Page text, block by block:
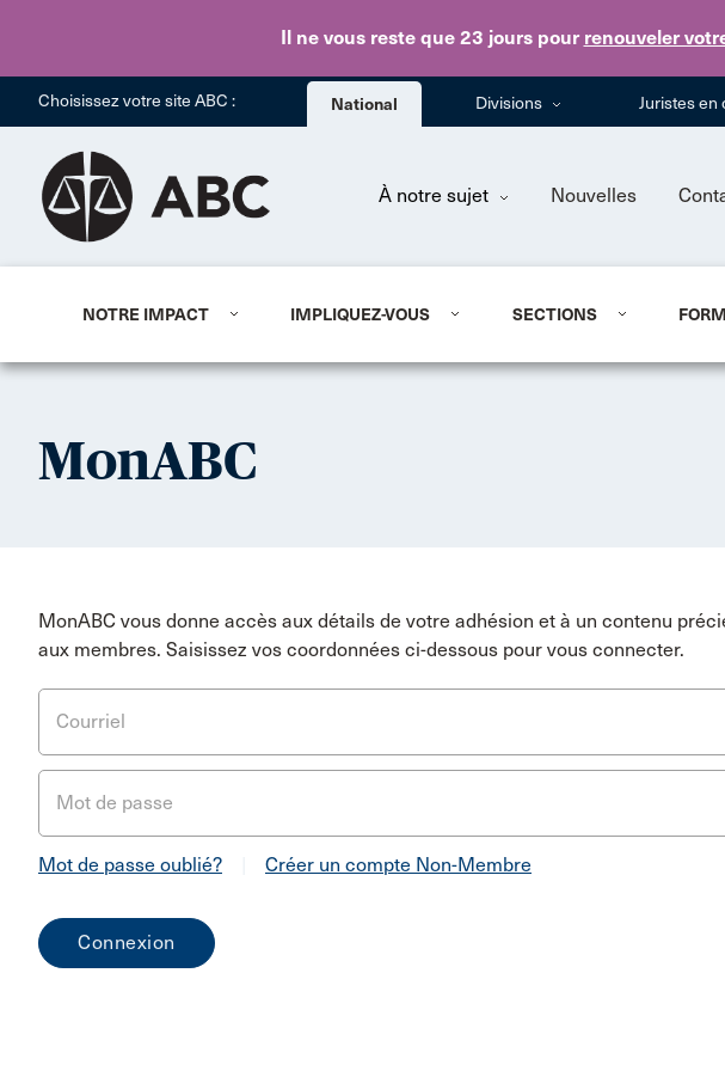
Il ne vous reste que 23 jourspour renouveler
Choisissez votre site ABC : National Divisions Juristes en
À notre sujet Nouvelles
NOTRE IMPACT IMPLIQUEZ-VOUS SECTIONS
MonABC
MonABC vous donne accès aux détails de votre adhésion et à un contenu
aux membres. Saisissez vos coordonnées ci-dessous pour vous connecter.
Courriel
Mot de passe
Mot de passe oublié? Créer un compte Non-Membre